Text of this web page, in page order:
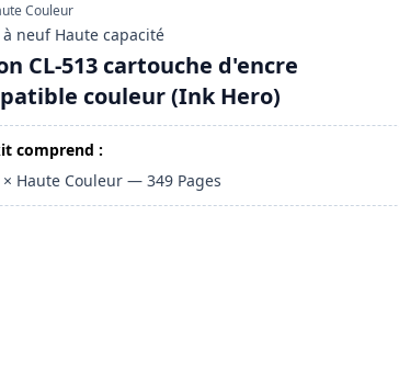
Couleur
à neuf Haute capacité
CL-513 cartouche d'encre
couleur (Ink Hero)
comprend :
× Haute Couleur —349 Pages